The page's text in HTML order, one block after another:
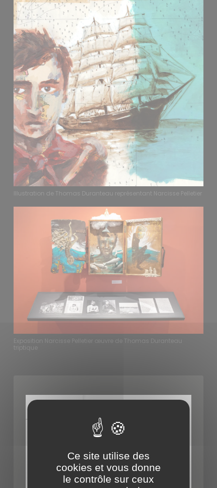
Illustration de Thomas Duranteau représentant Narcisse Pelletier
Exposition Narcisse Pelletier œuvre de Thomas Duranteau
triptique
Ce site utilise des
cookies et vous donne
le contrôle sur ceux